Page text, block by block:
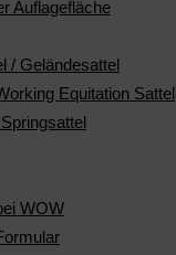
Auflagefläche
/ Geländesattel
Equitation Sattel
WOW